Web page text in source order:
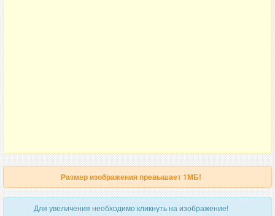
Размер изображения превышает 1МБ!
Для увеличения необходимо кликнуть на изображение!